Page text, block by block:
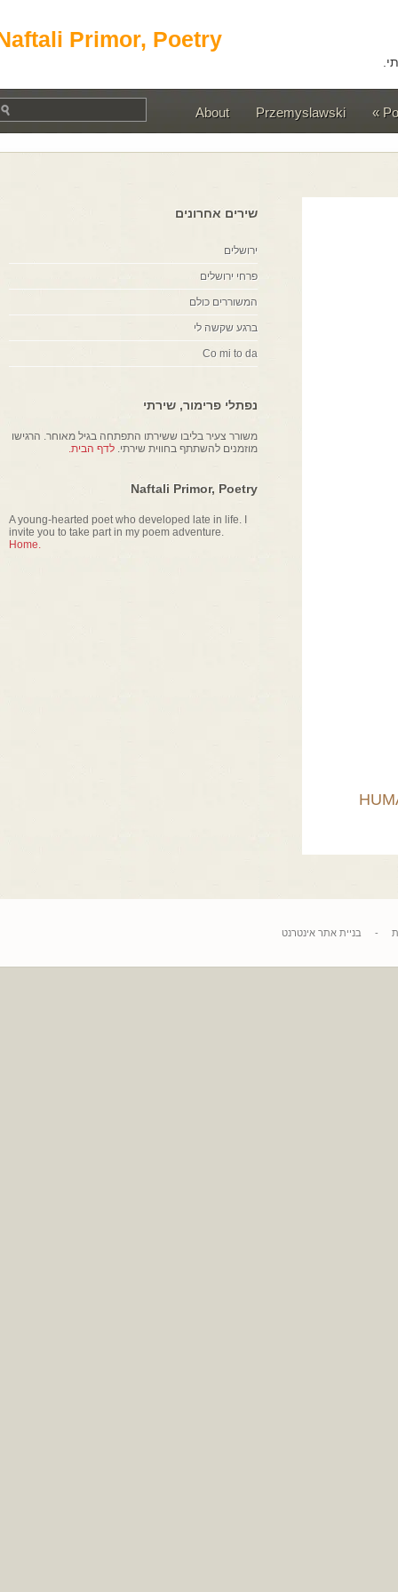
Naftali Primor, Poetry
Przemyslawski
About
שירים אחרונים
ירושלים
פרחי ירושלים
המשוררים כולם
ברגע שקשה לי
Co mi to da
נפתלי פרימור, שירתי
משורר צעיר בליבו ששירתו התפתחה בגיל מאוחר. הרגישו
מוזמנים להשתתף בחווית שירתי.לדף הבית.
Naftali Primor, Poetry
A young-hearted poet who developed late in life. I
invite you to take part in my poem adventure.
Home.
בניית אתר אינטרנט